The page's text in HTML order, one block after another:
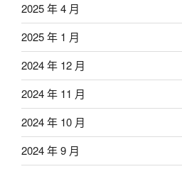
2025 年 4 月
2025 年 1 月
2024 年 12 月
2024 年 11 月
2024 年 10 月
2024 年 9 月